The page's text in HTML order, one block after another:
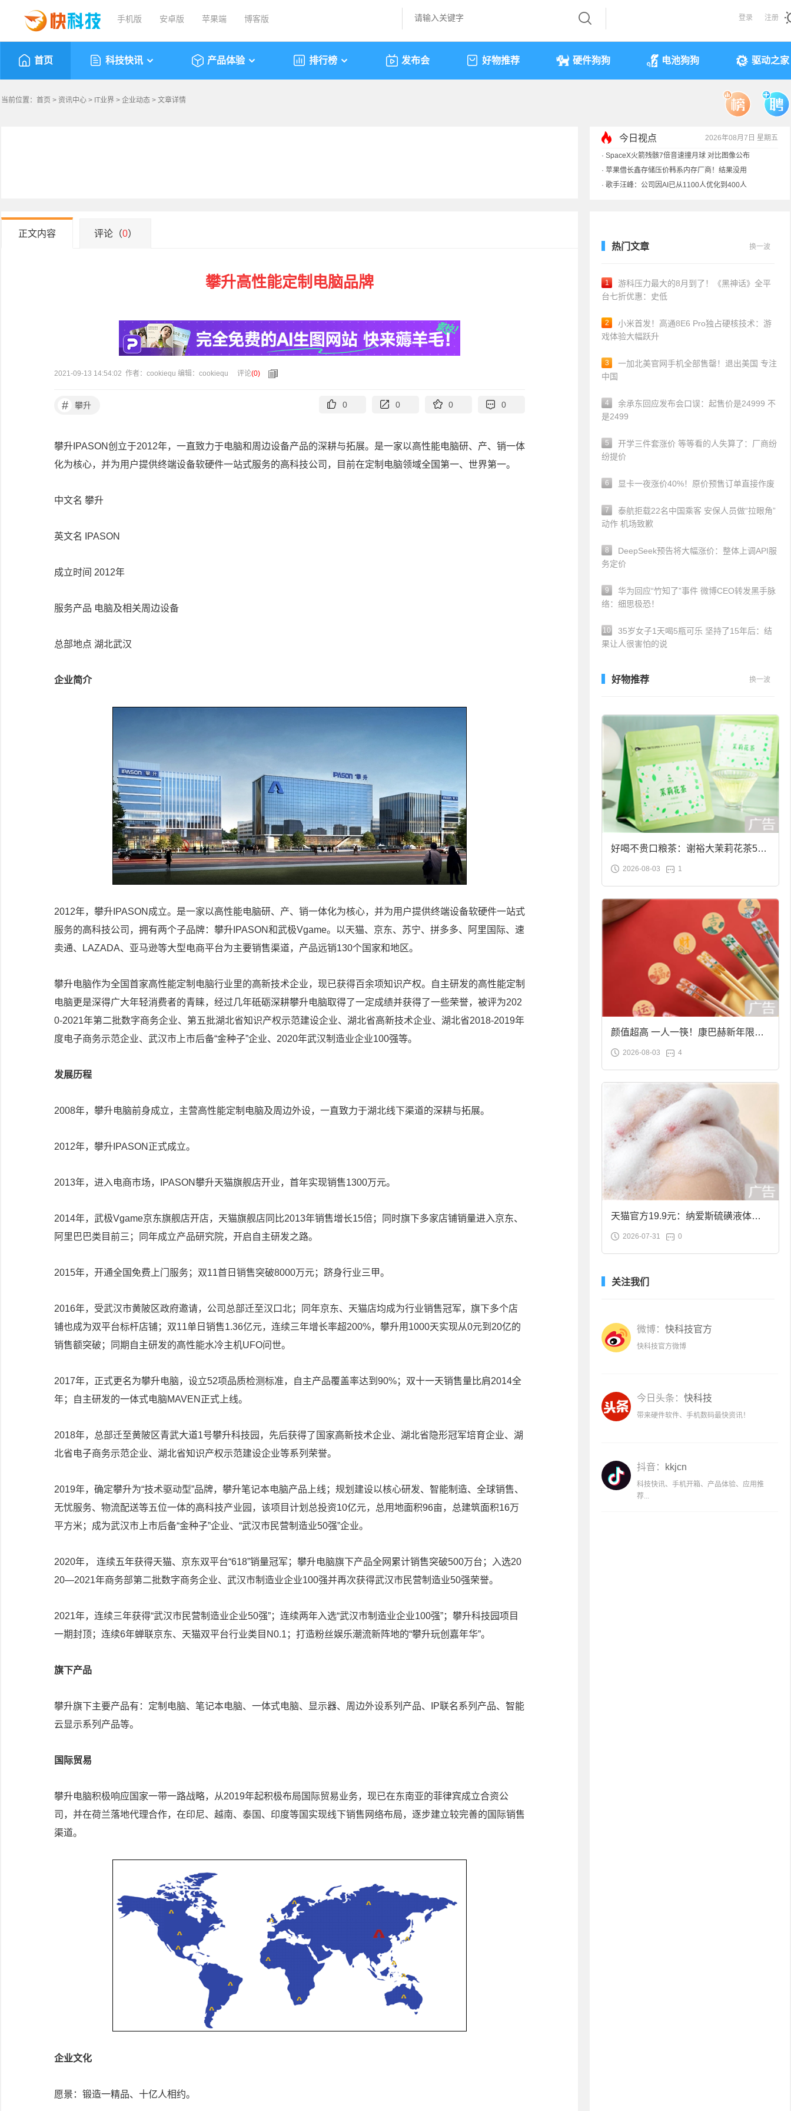
手机版 安卓版 苹果端 博客版 登录 注册
首页 科技快讯 产品体验 排行榜 发布会 好物推荐 硬件狗狗 电池狗狗 驱动之家
当前位置： 首页 > 资讯中心 > IT业界 > 企业动态 > 文章详情
今日视点 2026年08月7日 星期五
· SpaceX火箭残骸7倍音速撞月球 对比图像公布
· 苹果借长鑫存储压价韩系内存厂商！结果没用
· 歌手汪峰：公司因AI已从1100人优化到400人
正文内容 评论（0）
攀升高性能定制电脑品牌
2021-09-13 14:54:02 作者：cookiequ 编辑：cookiequ 评论(0)
# 攀升 0 0 0 0
攀升IPASON创立于2012年，一直致力于电脑和周边设备产品的深耕与拓展。是一家以高性能电脑研、产、销一体
化为核心，并为用户提供终端设备软硬件一站式服务的高科技公司，目前在定制电脑领域全国第一、世界第一。
中文名 攀升
英文名 IPASON
成立时间 2012年
服务产品 电脑及相关周边设备
总部地点 湖北武汉
企业简介
2012年，攀升IPASON成立。是一家以高性能电脑研、产、销一体化为核心，并为用户提供终端设备软硬件一站式
服务的高科技公司，拥有两个子品牌：攀升IPASON和武极Vgame。以天猫、京东、苏宁、拼多多、阿里国际、速
卖通、LAZADA、亚马逊等大型电商平台为主要销售渠道，产品远销130个国家和地区。
攀升电脑作为全国首家高性能定制电脑行业里的高新技术企业，现已获得百余项知识产权。自主研发的高性能定制
电脑更是深得广大年轻消费者的青睐，经过几年砥砺深耕攀升电脑取得了一定成绩并获得了一些荣誉，被评为202
0-2021年第二批数字商务企业、第五批湖北省知识产权示范建设企业、湖北省高新技术企业、湖北省2018-2019年
度电子商务示范企业、武汉市上市后备“金种子”企业、2020年武汉制造业企业100强等。
发展历程
2008年，攀升电脑前身成立，主营高性能定制电脑及周边外设，一直致力于湖北线下渠道的深耕与拓展。
2012年，攀升IPASON正式成立。
2013年，进入电商市场，IPASON攀升天猫旗舰店开业，首年实现销售1300万元。
2014年，武极Vgame京东旗舰店开店，天猫旗舰店同比2013年销售增长15倍；同时旗下多家店铺销量进入京东、
阿里巴巴类目前三；同年成立产品研究院，开启自主研发之路。
2015年，开通全国免费上门服务；双11首日销售突破8000万元；跻身行业三甲。
2016年，受武汉市黄陂区政府邀请，公司总部迁至汉口北；同年京东、天猫店均成为行业销售冠军，旗下多个店
铺也成为双平台标杆店铺；双11单日销售1.36亿元，连续三年增长率超200%，攀升用1000天实现从0元到20亿的
销售额突破；同期自主研发的高性能水冷主机UFO问世。
2017年，正式更名为攀升电脑，设立52项品质检测标准，自主产品覆盖率达到90%；双十一天销售量比肩2014全
年；自主研发的一体式电脑MAVEN正式上线。
2018年，总部迁至黄陂区青武大道1号攀升科技园，先后获得了国家高新技术企业、湖北省隐形冠军培育企业、湖
北省电子商务示范企业、湖北省知识产权示范建设企业等系列荣誉。
2019年，确定攀升为“技术驱动型”品牌，攀升笔记本电脑产品上线；规划建设以核心研发、智能制造、全球销售、
无忧服务、物流配送等五位一体的高科技产业园，该项目计划总投资10亿元，总用地面积96亩，总建筑面积16万
平方米；成为武汉市上市后备“金种子”企业、“武汉市民营制造业50强”企业。
2020年， 连续五年获得天猫、京东双平台“618”销量冠军；攀升电脑旗下产品全网累计销售突破500万台；入选20
20—2021年商务部第二批数字商务企业、武汉市制造业企业100强并再次获得武汉市民营制造业50强荣誉。
2021年，连续三年获得“武汉市民营制造业企业50强”；连续两年入选“武汉市制造业企业100强”；攀升科技园项目
一期封顶；连续6年蝉联京东、天猫双平台行业类目N0.1；打造粉丝娱乐潮流新阵地的“攀升玩创嘉年华”。
旗下产品
攀升旗下主要产品有：定制电脑、笔记本电脑、一体式电脑、显示器、周边外设系列产品、IP联名系列产品、智能
云显示系列产品等。
国际贸易
攀升电脑积极响应国家一带一路战略，从2019年起积极布局国际贸易业务，现已在东南亚的菲律宾成立合资公
司，并在荷兰落地代理合作，在印尼、越南、泰国、印度等国实现线下销售网络布局，逐步建立较完善的国际销售
渠道。
企业文化
愿景：锻造一精品、十亿人相约。
热门文章 换一波
1
游科压力最大的8月到了！《黑神话》全平
台七折优惠：史低
2
小米首发！高通8E6 Pro独占硬核技术：游
戏体验大幅跃升
3
一加北美官网手机全部售罄！退出美国 专注
中国
4
余承东回应发布会口误：起售价是24999 不
是2499
5
开学三件套涨价 等等看的人失算了：厂商纷
纷提价
6 显卡一夜涨价40%！原价预售订单直接作废
7
泰航拒载22名中国乘客 安保人员做“拉眼角”
动作 机场致歉
8
DeepSeek预告将大幅涨价：整体上调API服
务定价
9
华为回应“竹知了”事件 微博CEO转发黑手脉
络：细思极恐！
10
35岁女子1天喝5瓶可乐 坚持了15年后：结
果让人很害怕的说
好物推荐 换一波
好喝不贵口粮茶：谢裕大茉莉花茶50g
袋装9.9元到手
2026-08-03 1
颜值超高 一人一筷！康巴赫新年限定
合金筷子大促：19.9元
2026-08-03 4
天猫官方19.9元：纳爱斯硫磺液体香
皂2斤大促
2026-07-31 0
关注我们
微博： 快科技官方
快科技官方微博
今日头条： 快科技
带来硬件软件、手机数码最快资讯！
抖音： kkjcn
科技快讯、手机开箱、产品体验、应用推
荐...